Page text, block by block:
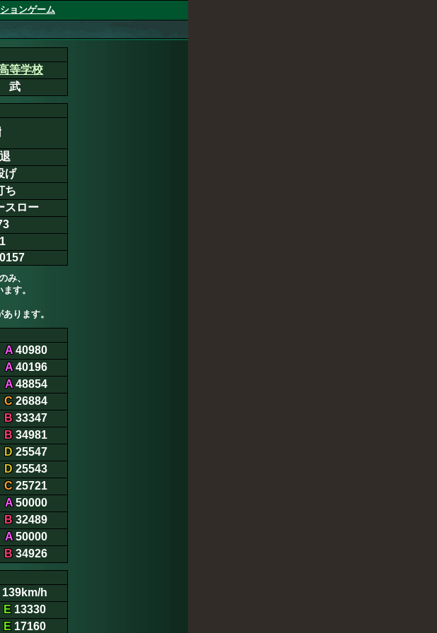
ョンゲーム
等学校
武
げ
ち
スロー
み、
す。
ります。
A40980
A40196
A48854
C 26884
B 33347
B 34981
D 25547
D 25543
C 25721
A50000
B 32489
A50000
B 34926
139km/h
E 13330
E 17160